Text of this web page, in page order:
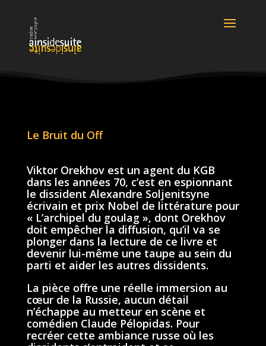
Le Bruit du Off
Viktor Orekhov est un agent du KGB
dans les années 70, c’est en espionnant
le dissident Alexandre Soljenitsyne
écrivain et prix Nobel de littérature pour
« L’archipel du goulag », dont Orekhov
doit empêcher la diffusion, qu’il va se
plonger dans la lecture de ce livre et
devenir lui-même une taupe au sein du
parti et aider les autres dissidents.
La pièce offre une réelle immersion au
cœur de la Russie, aucun détail
n’échappe au metteur en scène et
comédien Claude Pélopidas. Pour
recréer cette ambiance russe où les